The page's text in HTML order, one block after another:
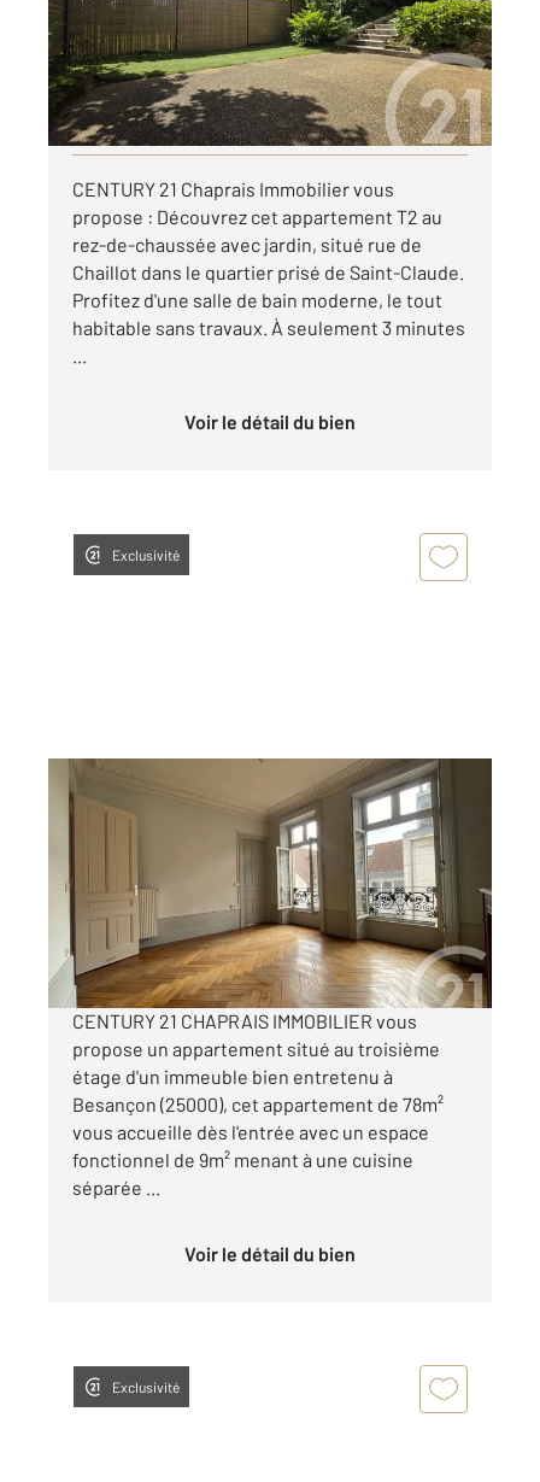
Appartement F2 à louer
650 €
par mois charges comprises
Visiter le site dédié
CENTURY 21 Chaprais Immobilier vous
propose : Découvrez cet appartement T2 au
rez-de-chaussée avec jardin, situé rue de
Chaillot dans le quartier prisé de Saint-Claude.
Profitez d'une salle de bain moderne, le tout
habitable sans travaux. À seulement 3 minutes
Voir le détail du bien
Exclusivité
BESANCON 25
78,31 m
Appartement F3 à louer
780 €
par mois charges comprises
CENTURY 21 CHAPRAIS IMMOBILIER vous
propose un appartement situé au troisième
étage d'un immeuble bien entretenu à
Besançon (25000), cet appartement de 78m²
vous accueille dès l'entrée avec un espace
fonctionnel de 9m² menant à une cuisine
séparée ...
Voir le détail du bien
Exclusivité